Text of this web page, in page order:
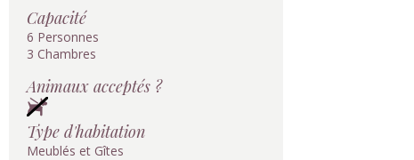
Capacité
6 Personnes
3 Chambres
Animaux acceptés ?
Type d'habitation
Meublés et Gîtes